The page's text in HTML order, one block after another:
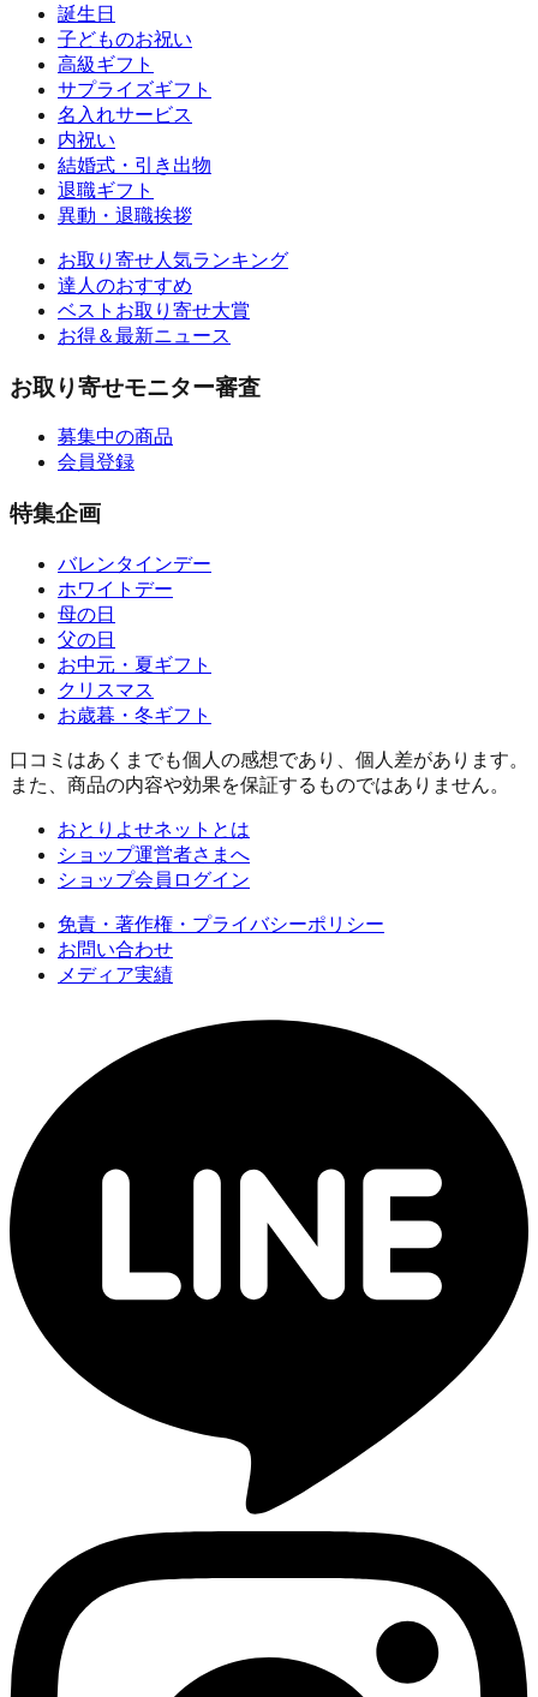
誕生日
子どものお祝い
高級ギフト
サプライズギフト
名入れサービス
内祝い
結婚式・引き出物
退職ギフト
異動・退職挨拶
お取り寄せ人気ランキング
達人のおすすめ
ベストお取り寄せ大賞
お得＆最新ニュース
お取り寄せモニター審査
募集中の商品
会員登録
特集企画
バレンタインデー
ホワイトデー
母の日
父の日
お中元・夏ギフト
クリスマス
お歳暮・冬ギフト
口コミはあくまでも個人の感想であり、個人差があります。
また、商品の内容や効果を保証するものではありません。
おとりよせネットとは
ショップ運営者さまへ
ショップ会員ログイン
免責・著作権・プライバシーポリシー
お問い合わせ
メディア実績